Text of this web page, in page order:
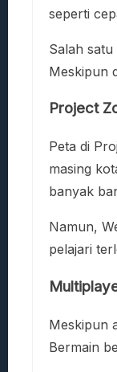
seperti
Salah
Meskipun
Project
Peta di
masing
banyak
Namun,
pelajari
Meskipun
Bermain